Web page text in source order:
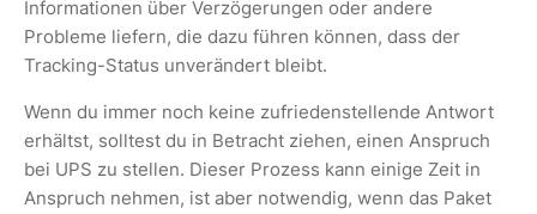
Informationen über Verzögerungen oder andere
Probleme liefern, die dazu führen können, dass der
Tracking-Status unverändert bleibt.
Wenn du immer noch keine zufriedenstellende Antwort
erhältst, solltest du in Betracht ziehen, einen Anspruch
bei UPS zu stellen. Dieser Prozess kann einige Zeit in
Anspruch nehmen, ist aber notwendig, wenn das Paket